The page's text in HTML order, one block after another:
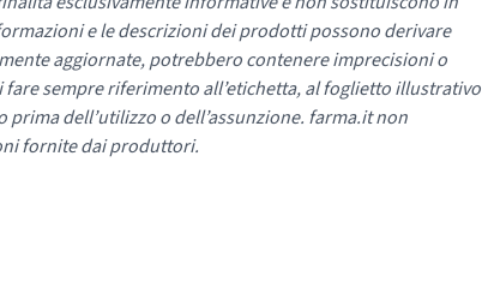
e le descrizioni dei prodotti possono derivare
aggiornate, potrebbero contenere imprecisioni o
sempre riferimento all’etichetta, al foglietto illustrativo
dell’utilizzo o dell’assunzione. farma.it non
fornite dai produttori.